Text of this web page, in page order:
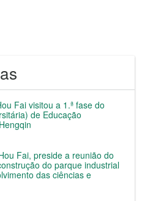
Fai visitou a 1.ª fase do
de Educação
Fai, preside a reunião do
do parque industrial
das ciências e